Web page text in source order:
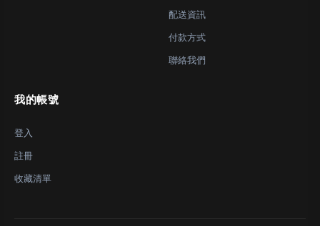
配送資訊
付款方式
聯絡我們
我的帳號
登入
註冊
收藏清單